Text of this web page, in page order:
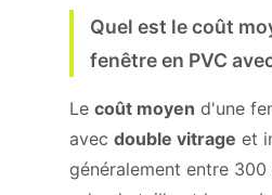
Quel est le coût
fenêtre en PVC
Le coût moyen d'une
avec double vitrage et
généralement entre